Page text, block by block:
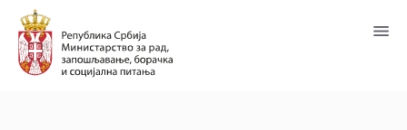
Пређи
главни
садржај